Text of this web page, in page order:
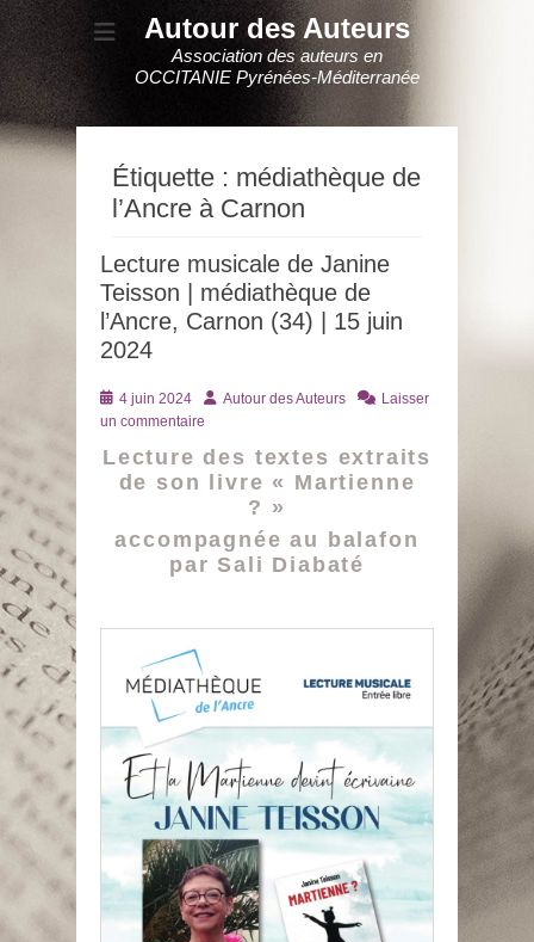
Autour des Auteurs
Association des auteurs en
OCCITANIE Pyrénées-Méditerranée
Étiquette : médiathèque de
l’Ancre à Carnon
Lecture musicale de Janine
Teisson | médiathèque de
l’Ancre, Carnon (34) | 15 juin
2024
Posté
le
4 juin 2024 AuteurAutour des Auteurs
Laisser
un commentaire
Lecture des textes extraits
de son livre « Martienne
? »
accompagnée au balafon
par Sali Diabaté